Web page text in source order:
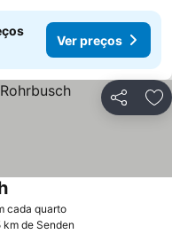
Ver preços
Partilhar
cada quarto
km de Senden